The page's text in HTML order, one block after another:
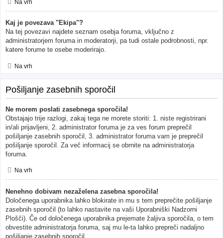
Na vrh
Kaj je povezava "Ekipa"?
Na tej povezavi najdete seznam osebja foruma, vključno z
administratorjem foruma in moderatorji, pa tudi ostale podrobnosti, npr.
katere forume te osebe moderirajo.
Na vrh
Pošiljanje zasebnih sporočil
Ne morem poslati zasebnega sporočila!
Obstajajo trije razlogi, zakaj tega ne morete storiti: 1. niste registrirani
in/ali prijavljeni, 2. administrator foruma je za ves forum preprečil
pošiljanje zasebnih sporočil, 3. administrator foruma vam je preprečil
pošiljanje sporočil. Za več informacij se obrnite na administratorja
foruma.
Na vrh
Nenehno dobivam nezaželena zasebna sporočila!
Določenega uporabnika lahko blokirate in mu s tem preprečite pošiljanje
zasebnih sporočil (to lahko nastavite na vaši Uporabniški Nadzorni
Plošči). Če od določenega uporabnika prejemate žaljiva sporočila, o tem
obvestite administratorja foruma, saj mu le-ta lahko prepreči nadaljno
pošiljanje zasebnih sporočil.